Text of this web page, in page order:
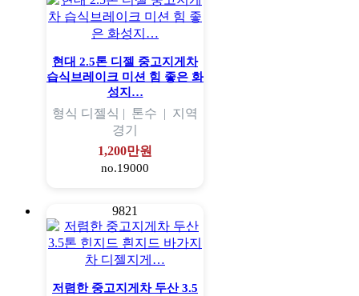
현대 2.5톤 디젤 중고지게차
습식브레이크 미션 힘 좋은 화
성지…
형식 디젤식 | 톤수 | 지역
경기
1,200만원
no.19000
9821
저렴한 중고지게차 두산 3.5